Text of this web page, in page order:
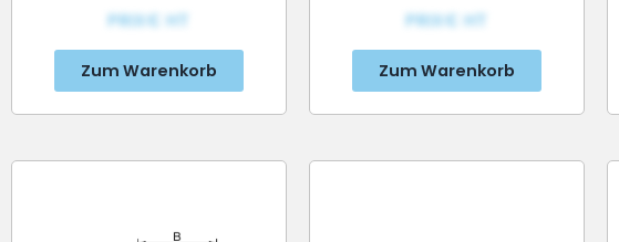
PRIX€ HT
Zum Warenkorb
PRIX€ HT
Zum Warenkorb